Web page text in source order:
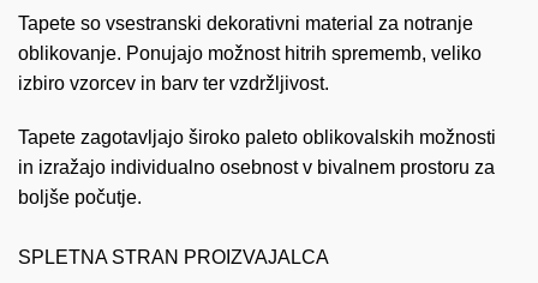
Tapete so vsestranski dekorativni material za notranje
oblikovanje. Ponujajo možnost hitrih sprememb, veliko
izbiro vzorcev in barv ter vzdržljivost.
Tapete zagotavljajo široko paleto oblikovalskih možnosti
in izražajo individualno osebnost v bivalnem prostoru za
boljše počutje.
SPLETNA STRAN PROIZVAJALCA